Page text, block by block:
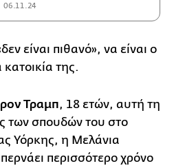
06.11.24
είναι πιθανό», να είναι ο
της.
Τραμπ, 18 ετών, αυτή τη
των σπουδών του στο
Υόρκης, η Μελάνια
περισσότερο χρόνο